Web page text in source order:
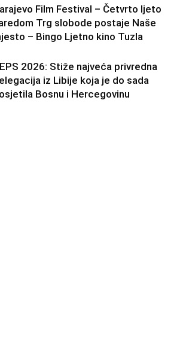
Film Festival – Četvrto ljeto
Trg slobode postaje Naše
– Bingo Ljetno kino Tuzla
2026: Stiže najveća privredna
iz Libije koja je do sada
Bosnu i Hercegovinu